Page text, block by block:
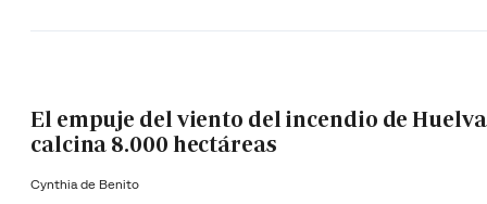
El empuje del viento del incendio de Huelva
calcina 8.000 hectáreas
Cynthia de Benito